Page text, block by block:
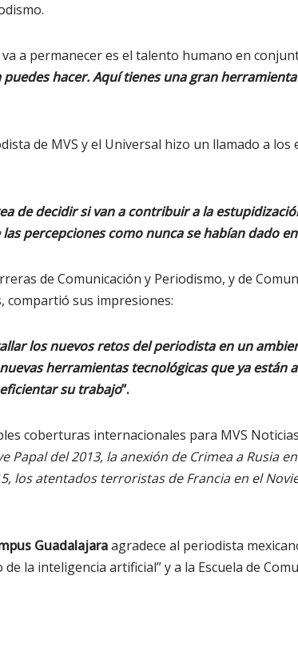
a permanecer es el talento humano en
hacer. Aquí tienes una gran
de MVS y el Universal hizo un llamado a los
de decidir si van a contribuir a la
percepciones como nunca se habían dado
de Comunicación y Periodismo, y de
compartió sus impresiones:
los nuevos retos del periodista en un
herramientas tecnológicas que ya están
su trabajo”.
coberturas internacionales para MVS
Papal del 2013, la anexión de Crimea a Rusia
los atentados terroristas de Francia en el
Guadalajaraagradece al periodista
la inteligencia artificial” y a la Escuela de